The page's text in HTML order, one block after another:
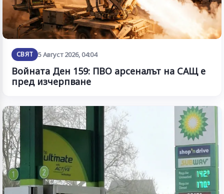
СВЯТ 5 Август 2026, 04:04
Войната Ден 159: ПВО арсеналът на САЩ е
пред изчерпване